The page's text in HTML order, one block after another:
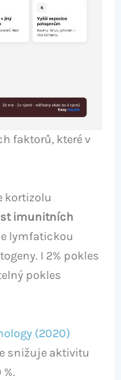
faktorů, které v
kortizolu
imunitních
lymfatickou
I 2% pokles
pokles
(2020)
snižuje aktivitu